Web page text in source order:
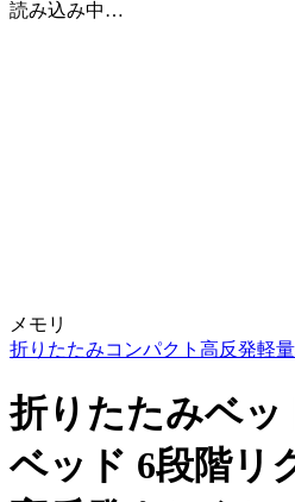
読み込み中…
メモリ
折りたたみコンパクト 高反発軽量
折りたたみベ
ベッド 6段階リ